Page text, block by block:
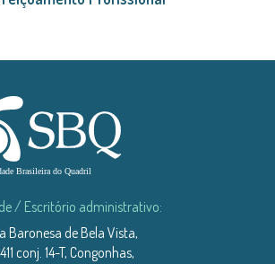
/ Escritório administrativo:
Baronesa de Bela Vista,
conj. 14-T, Congonhas,